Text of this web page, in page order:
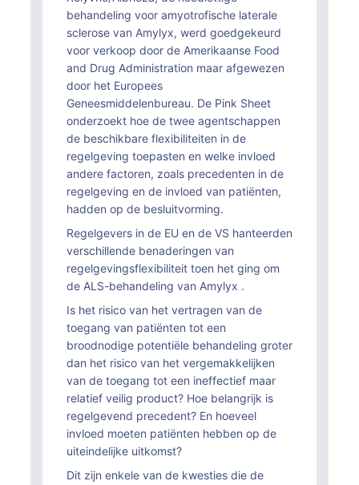
behandeling voor amyotrofische laterale
sclerose van Amylyx, werd goedgekeurd
voor verkoop door de Amerikaanse Food
and Drug Administration maar afgewezen
door het Europees
Geneesmiddelenbureau. De Pink Sheet
onderzoekt hoe de twee agentschappen
de beschikbare flexibiliteiten in de
regelgeving toepasten en welke invloed
andere factoren, zoals precedenten in de
regelgeving en de invloed van patiënten,
hadden op de besluitvorming.
Regelgevers in de EU en de VS hanteerden
verschillende benaderingen van
regelgevingsflexibiliteit toen het ging om
de ALS-behandeling van Amylyx .
Is het risico van het vertragen van de
toegang van patiënten tot een
broodnodige potentiële behandeling groter
dan het risico van het vergemakkelijken
van de toegang tot een ineffectief maar
relatief veilig product? Hoe belangrijk is
regelgevend precedent? En hoeveel
invloed moeten patiënten hebben op de
uiteindelijke uitkomst?
Dit zijn enkele van de kwesties die de